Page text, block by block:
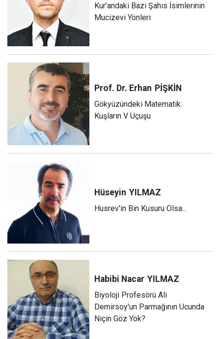
Kur’andaki Bazı Şahıs İsimlerinin
Mucizevi Yönleri
Prof. Dr. Erhan PİŞKİN
Gökyüzündeki Matematik:
Kuşların V Uçuşu
Hüseyin YILMAZ
Husrev'in Bin Kusuru Olsa...
Habibi Nacar YILMAZ
Biyoloji Profesörü Ali
Demirsoy'un Parmağının Ucunda
Niçin Göz Yok?